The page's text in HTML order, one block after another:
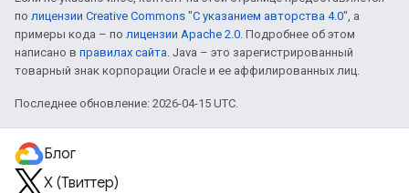
по лицензии Creative Commons "С указанием авторства 4.0", а
примеры кода – по лицензии Apache 2.0. Подробнее об этом
написано в правилах сайта. Java – это зарегистрированный
товарный знак корпорации Oracle и ее аффилированных лиц.
Последнее обновление: 2026-04-15 UTC.
Блог
X (Твиттер)